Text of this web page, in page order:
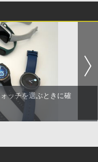
ッチを選ぶときに確